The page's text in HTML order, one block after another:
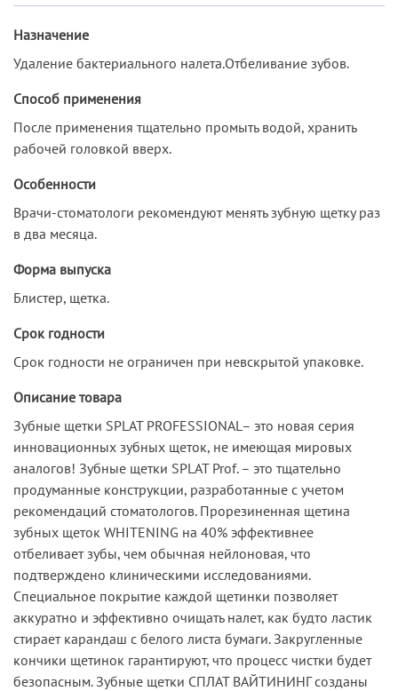
Назначение
Удаление бактериального налета.Отбеливание зубов.
Способ применения
После применения тщательно промыть водой, хранить
рабочей головкой вверх.
Особенности
Врачи-стоматологи рекомендуют менять зубную щетку раз
в два месяца.
Форма выпуска
Блистер, щетка.
Срок годности
Срок годности не ограничен при невскрытой упаковке.
Описание товара
Зубные щетки SPLAT PROFESSIONAL– это новая серия
инновационных зубных щеток, не имеющая мировых
аналогов! Зубные щетки SPLAT Prof. – это тщательно
продуманные конструкции, разработанные с учетом
рекомендаций стоматологов. Прорезиненная щетина
зубных щеток WHITENING на 40% эффективнее
отбеливает зубы, чем обычная нейлоновая, что
подтверждено клиническими исследованиями.
Специальное покрытие каждой щетинки позволяет
аккуратно и эффективно очищать налет, как будто ластик
стирает карандаш с белого листа бумаги. Закругленные
кончики щетинок гарантируют, что процесс чистки будет
безопасным. Зубные щетки СПЛАТ ВАЙТИНИНГ созданы